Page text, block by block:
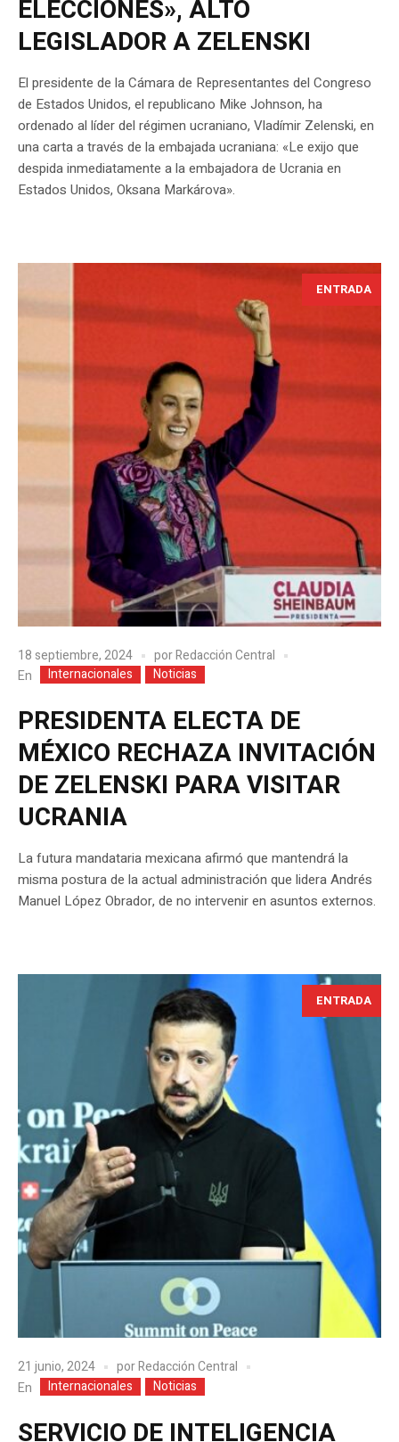
ELECCIONES», ALTO
LEGISLADOR A ZELENSKI
El presidente de la Cámara de Representantes del Congreso
de Estados Unidos, el republicano Mike Johnson, ha
ordenado al líder del régimen ucraniano, Vladímir Zelenski, en
una carta a través de la embajada ucraniana: «Le exijo que
despida inmediatamente a la embajadora de Ucrania en
Estados Unidos, Oksana Markárova».
ENTRADA
18 septiembre, 2024 porRedacción Central
En
Internacionales Noticias
PRESIDENTA ELECTA DE
MÉXICO RECHAZA INVITACIÓN
DE ZELENSKI PARA VISITAR
UCRANIA
La futura mandataria mexicana afirmó que mantendrá la
misma postura de la actual administración que lidera Andrés
Manuel López Obrador, de no intervenir en asuntos externos.
ENTRADA
21 junio, 2024 porRedacción Central
En
Internacionales Noticias
SERVICIO DE INTELIGENCIA